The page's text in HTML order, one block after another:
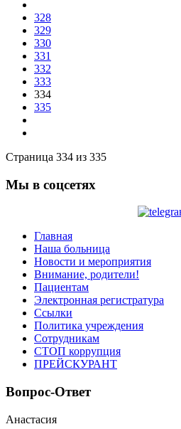
328
329
330
331
332
333
334
335
Страница 334 из 335
Мы в соцсетях
Главная
Наша больница
Новости и мероприятия
Внимание, родители!
Пациентам
Электронная регистратура
Ссылки
Политика учреждения
Сотрудникам
СТОП коррупция
ПРЕЙСКУРАНТ
Вопрос-Ответ
Анастасия